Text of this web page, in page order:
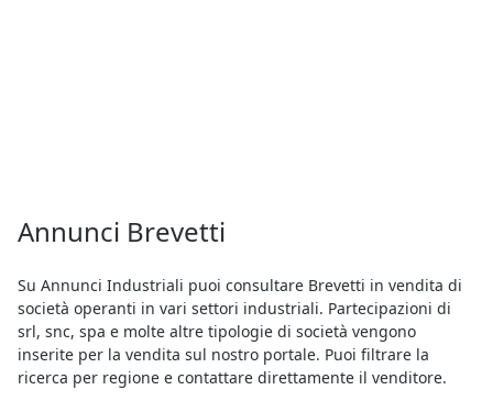
Annunci Brevetti
Su Annunci Industriali puoi consultare Brevetti in vendita di
società operanti in vari settori industriali. Partecipazioni di
srl, snc, spa e molte altre tipologie di società vengono
inserite per la vendita sul nostro portale. Puoi filtrare la
ricerca per regione e contattare direttamente il venditore.